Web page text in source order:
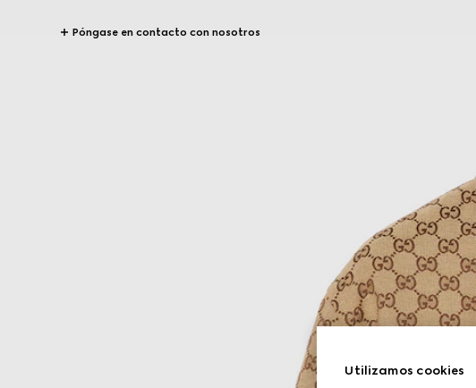
Póngase en contacto con nosotros
Utilizamos cookies